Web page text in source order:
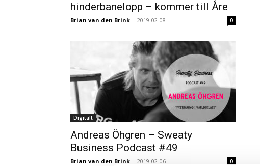
hinderbanelopp – kommer till Åre
Brian van den Brink - 2019-02-08 0
Digitalt
Andreas Öhgren – Sweaty
Business Podcast #49
Brian van den Brink - 2019-02-06 0